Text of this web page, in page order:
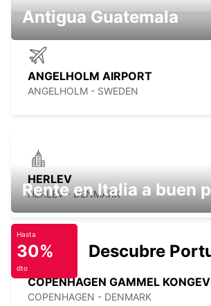
ANGELHOLM AIRPORT
ANGELHOLM - SWEDEN
HERLEV
HERLEV - DENMARK
COPENHAGEN GAMMEL
COPENHAGEN - DENMARK
Antigua Guatemala
Rente en Italia a buen
Hasta
30%
dto
Descubre